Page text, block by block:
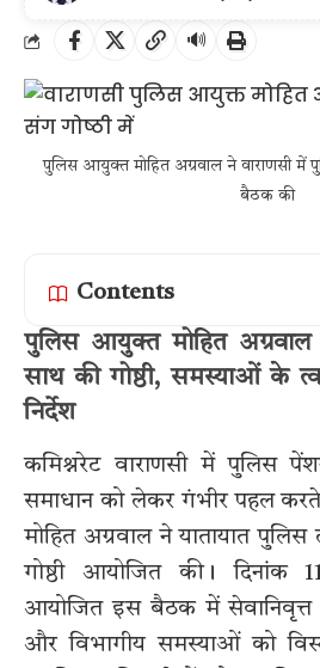
🔊
पुलिस आयुक्त मोहित अग्रवाल ने वाराणसी में
बैठक की
Contents
पुलिस आयुक्त मोहित
साथ की गोष्ठी, समस्याओं के
निर्देश
कमिश्नरेट वाराणसी में पुलिस
समाधान को लेकर गंभीर पहल
मोहित अग्रवाल ने यातायात
गोष्ठी आयोजित की। दिनांक
आयोजित इस बैठक में सेवानिवृत्त
और विभागीय समस्याओं को